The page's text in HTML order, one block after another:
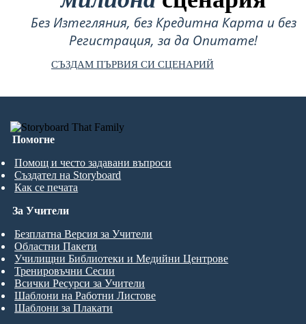
Без Изтегляния, без Кредитна Карта и без
Регистрация, за да Опитате!
СЪЗДАМ ПЪРВИЯ СИ СЦЕНАРИЙ
Помогне
Помощ и често задавани въпроси
Създател на Storyboard
Как се печата
За Учители
Безплатна Версия за Учители
Областни Пакети
Училищни Библиотеки и Медийни Центрове
Тренировъчни Сесии
Всички Ресурси за Учители
Шаблони на Работни Листове
Шаблони за Плакати